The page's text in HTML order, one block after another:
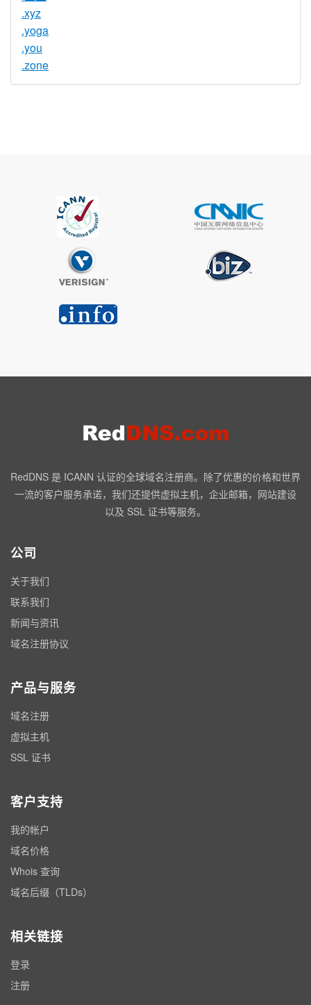
.xyz
.yoga
.you
.zone
RedDNS 是 ICANN 认证的全球域名注册商。除了优惠的价格和世界
一流的客户服务承诺，我们还提供虚拟主机，企业邮箱，网站建设
以及 SSL 证书等服务。
公司
关于我们
联系我们
新闻与资讯
域名注册协议
产品与服务
域名注册
虚拟主机
SSL 证书
客户支持
我的帐户
域名价格
Whois 查询
域名后缀（TLDs）
相关链接
登录
注册